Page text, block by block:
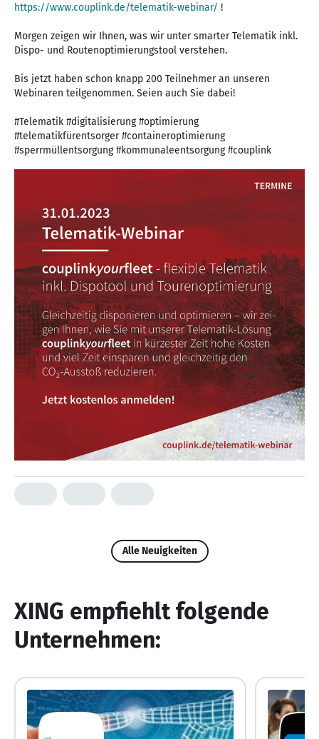
https://www.couplink.de/telematik-webinar/ !
Morgen zeigen wir Ihnen, was wir unter smarter Telematik inkl.
Dispo- und Routenoptimierungstool verstehen.
Bis jetzt haben schon knapp 200 Teilnehmer an unseren
Webinaren teilgenommen. Seien auch Sie dabei!
#Telematik #digitalisierung #optimierung
#telematikfürentsorger #containeroptimierung
#sperrmüllentsorgung #kommunaleentsorgung #couplink
Alle Neuigkeiten
XING empfiehlt folgende
Unternehmen: